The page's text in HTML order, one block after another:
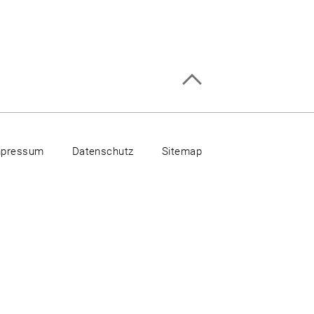
Datenschutz Sitemap